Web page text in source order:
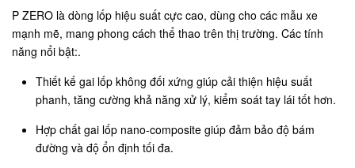
P ZERO là dòng lốp hiệu suất cực cao, dùng cho các mẫu xe
mạnh mẽ, mang phong cách thể thao trên thị trường. Các tính
năng nổi bật:.
Thiết kế gai lốp không đối xứng giúp cải thiện hiệu suất
phanh, tăng cường khả năng xử lý, kiểm soát tay lái tốt hơn.
Hợp chất gai lốp nano-composite giúp đảm bảo độ bám
đường và độ ổn định tối đa.